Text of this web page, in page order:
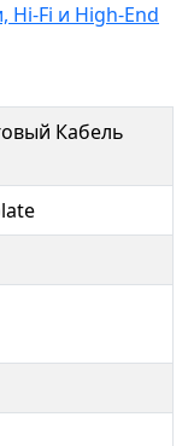
Hi-Fi и High-End
Кабель